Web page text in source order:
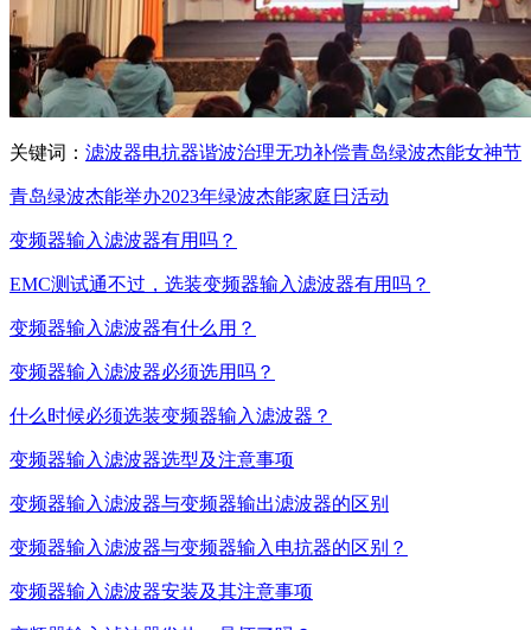
关键词： 滤波器电抗器谐波治理无功补偿青岛绿波杰能女神节
青岛绿波杰能举办2023年绿波杰能家庭日活动
变频器输入滤波器有用吗？
EMC测试通不过，选装变频器输入滤波器有用吗？
变频器输入滤波器有什么用？
变频器输入滤波器必须选用吗？
什么时候必须选装变频器输入滤波器？
变频器输入滤波器选型及注意事项
变频器输入滤波器与变频器输出滤波器的区别
变频器输入滤波器与变频器输入电抗器的区别？
变频器输入滤波器安装及其注意事项